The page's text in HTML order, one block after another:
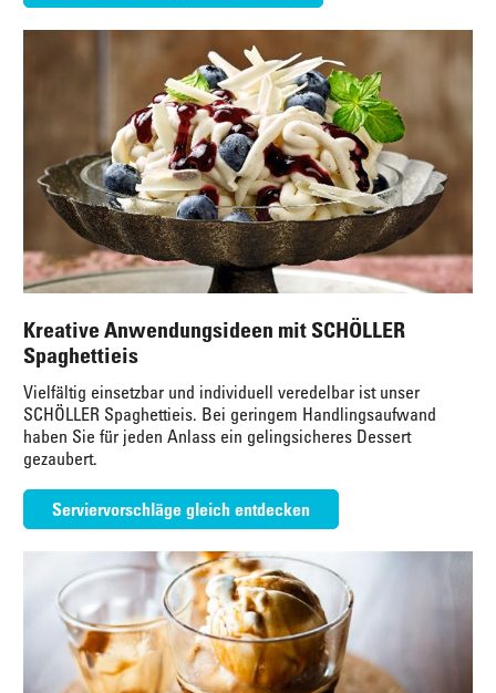
Kreative Anwendungsideen mit SCHÖLLER
Spaghettieis
Vielfältig einsetzbar und individuell veredelbar ist unser
SCHÖLLER Spaghettieis. Bei geringem Handlingsaufwand
haben Sie für jeden Anlass ein gelingsicheres Dessert
gezaubert.
Serviervorschläge gleich entdecken